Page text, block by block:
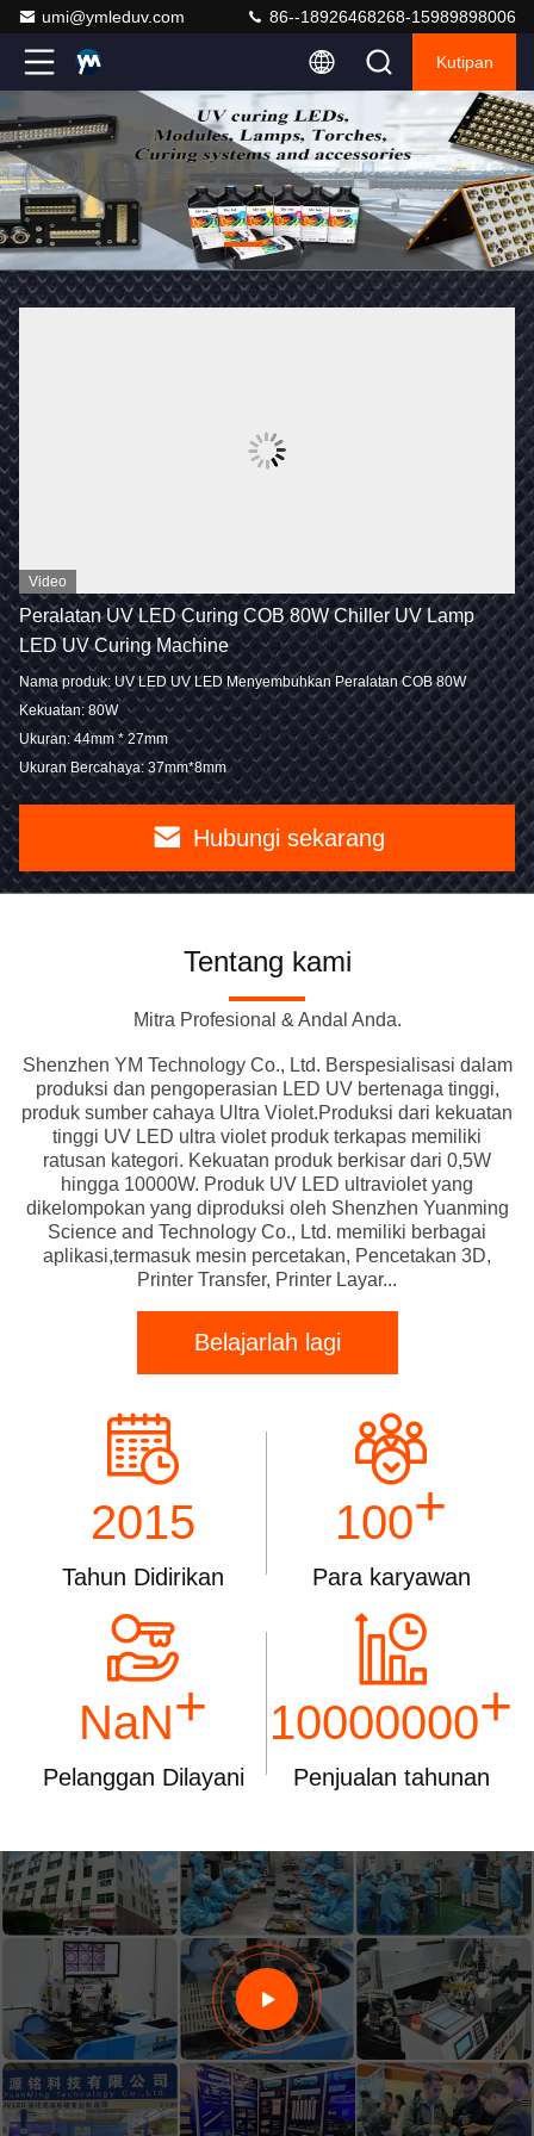
umi@ymleduv.com 86--18926468268-15989898006
Kutipan
Video
Peralatan UV LED Curing COB 80W Chiller UV Lamp
LED UV Curing Machine
Nama produk: UV LED UV LED Menyembuhkan Peralatan COB 80W
Kekuatan: 80W
Ukuran: 44mm * 27mm
Ukuran Bercahaya: 37mm*8mm
Hubungi sekarang
Tentang kami
Mitra Profesional & Andal Anda.
Shenzhen YM Technology Co., Ltd. Berspesialisasi dalam
produksi dan pengoperasian LED UV bertenaga tinggi,
produk sumber cahaya Ultra Violet.Produksi dari kekuatan
tinggi UV LED ultra violet produk terkapas memiliki
ratusan kategori. Kekuatan produk berkisar dari 0,5W
hingga 10000W. Produk UV LED ultraviolet yang
dikelompokan yang diproduksi oleh Shenzhen Yuanming
Science and Technology Co., Ltd. memiliki berbagai
aplikasi,termasuk mesin percetakan, Pencetakan 3D,
Printer Transfer, Printer Layar...
Belajarlah lagi
2015
Tahun Didirikan
100+
Para karyawan
NaN+
Pelanggan Dilayani
10000000+
Penjualan tahunan